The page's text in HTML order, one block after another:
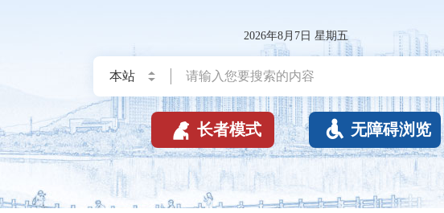
2026年8月7日 星期五
 长者模式  无障碍浏览